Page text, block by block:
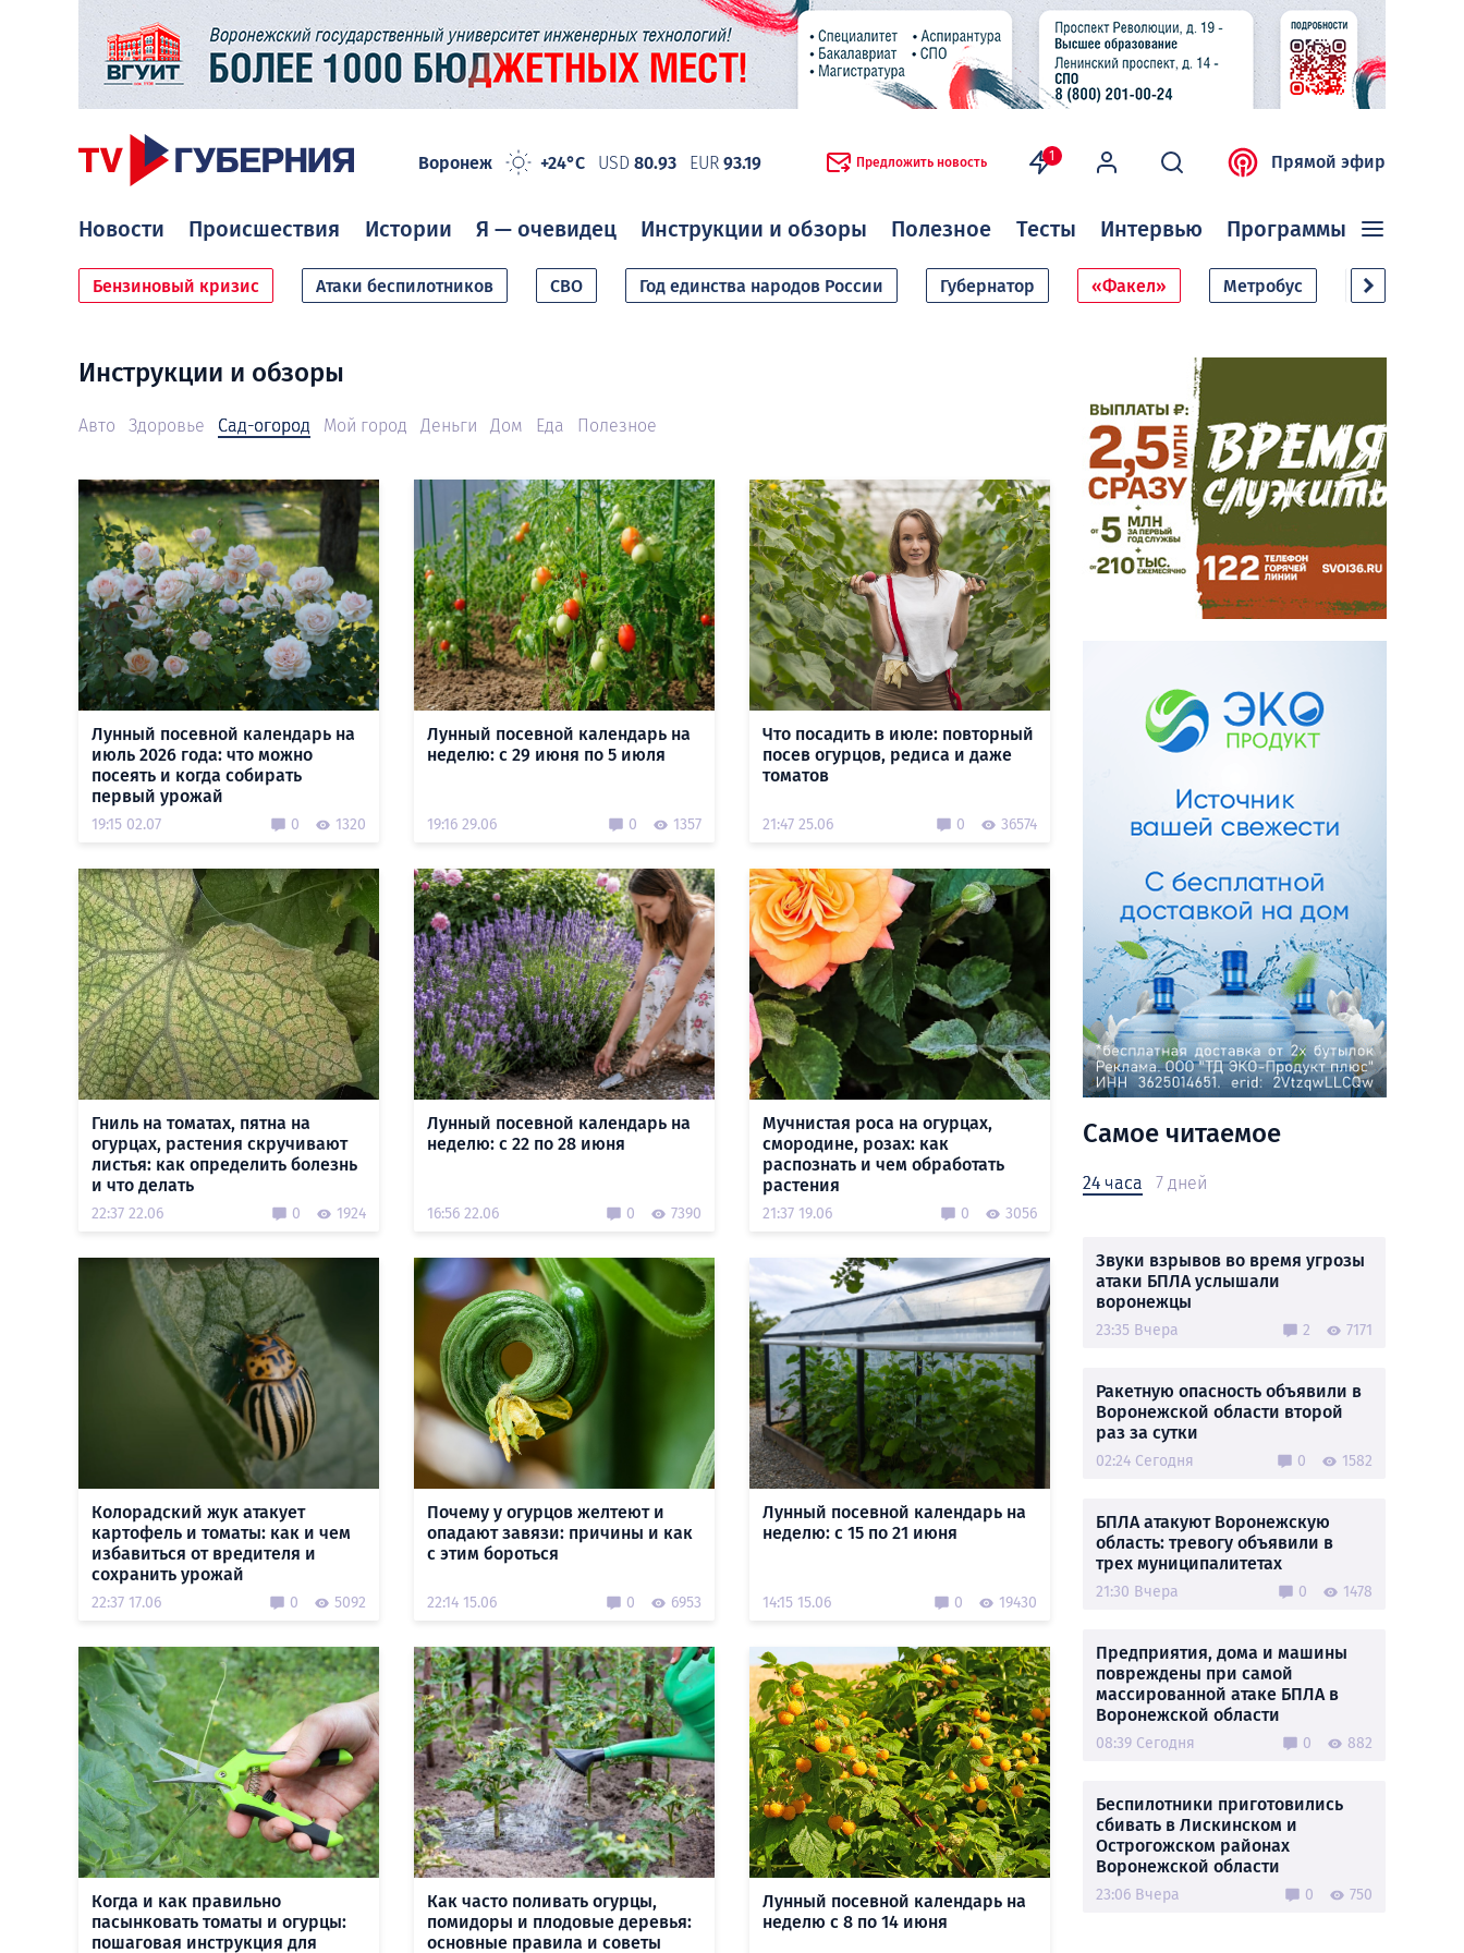
Воронеж +24°C USD 80.93 EUR 93.19 Предложить новость 1 Прямой эфир
Новости Происшествия Истории Я — очевидец Инструкции и обзоры Полезное Тесты Интервью Программы
Бензиновый кризис Атаки беспилотников СВО Год единства народов России Губернатор «Факел» Метробус Дачный
Инструкции и обзоры
Авто Здоровье Сад-огород Мой город Деньги Дом Еда Полезное
Лунный посевной календарь на
июль 2026 года: что можно
посеять и когда собирать
первый урожай
19:15 02.07 0 1320
Лунный посевной календарь на
неделю: с 29 июня по 5 июля
19:16 29.06 0 1357
Что посадить в июле: повторный
посев огурцов, редиса и даже
томатов
21:47 25.06 0 36574
Гниль на томатах, пятна на
огурцах, растения скручивают
листья: как определить болезнь
и что делать
22:37 22.06 0 1924
Лунный посевной календарь на
неделю: с 22 по 28 июня
16:56 22.06 0 7390
Мучнистая роса на огурцах,
смородине, розах: как
распознать и чем обработать
растения
21:37 19.06 0 3056
Колорадский жук атакует
картофель и томаты: как и чем
избавиться от вредителя и
сохранить урожай
22:37 17.06 0 5092
Почему у огурцов желтеют и
опадают завязи: причины и как
с этим бороться
22:14 15.06 0 6953
Лунный посевной календарь на
неделю: с 15 по 21 июня
14:15 15.06 0 19430
Когда и как правильно
пасынковать томаты и огурцы:
пошаговая инструкция для
Как часто поливать огурцы,
помидоры и плодовые деревья:
основные правила и советы
Лунный посевной календарь на
неделю с 8 по 14 июня
Самое читаемое
24 часа 7 дней
Звуки взрывов во время угрозы
атаки БПЛА услышали
воронежцы
23:35 Вчера 2 7171
Ракетную опасность объявили в
Воронежской области второй
раз за сутки
02:24 Сегодня 0 1582
БПЛА атакуют Воронежскую
область: тревогу объявили в
трех муниципалитетах
21:30 Вчера 0 1478
Предприятия, дома и машины
повреждены при самой
массированной атаке БПЛА в
Воронежской области
08:39 Сегодня 0 882
Беспилотники приготовились
сбивать в Лискинском и
Острогожском районах
Воронежской области
23:06 Вчера 0 750